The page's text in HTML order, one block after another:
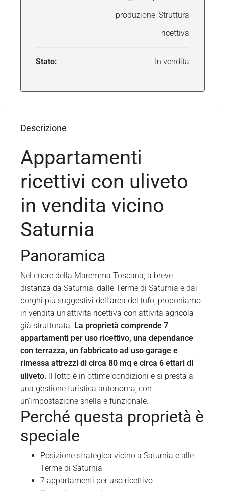
produzione, Struttura
ricettiva
Stato: In vendita
Descrizione
Appartamenti
ricettivi con uliveto
in vendita vicino
Saturnia
Panoramica
Nel cuore della Maremma Toscana, a breve
distanza da Saturnia, dalle Terme di Saturnia e dai
borghi più suggestivi dell’area del tufo, proponiamo
in vendita un’attività ricettiva con attività agricola
già strutturata. La proprietà comprende 7
appartamenti per uso ricettivo, una dependance
con terrazza, un fabbricato ad uso garage e
rimessa attrezzi di circa 80 mq e circa 6 ettari di
uliveto. Il lotto è in ottime condizioni e si presta a
una gestione turistica autonoma, con
un’impostazione snella e funzionale.
Perché questa proprietà è
speciale
Posizione strategica vicino a Saturnia e alle
Terme di Saturnia
7 appartamenti per uso ricettivo